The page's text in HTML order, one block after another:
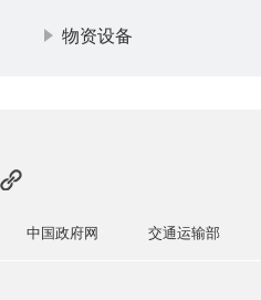
物资设备
中国政府网 交通运输部